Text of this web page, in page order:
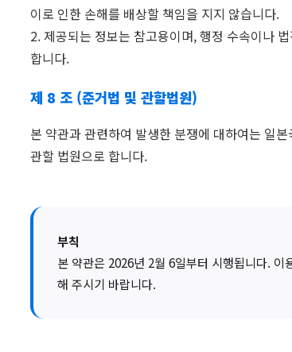
이로 인한 손해를 배상할 책임을 지지 않습니다.
2. 제공되는 정보는 참고용이며, 행정 수속이나
합니다.
제 8 조 (준거법 및 관할법원)
본 약관과 관련하여 발생한 분쟁에 대하여는 일
관할 법원으로 합니다.
부칙
본 약관은 2026년 2월 6일부터 시행됩니다.
해 주시기 바랍니다.